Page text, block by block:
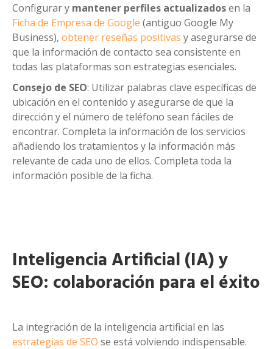
Configurar y mantener perfiles actualizadosen la
Ficha de Empresa de Google (antiguo Google My
Business), obtener reseñas positivas y asegurarse de
que la información de contacto sea consistente en
todas las plataformas son estrategias esenciales.
Consejo de SEO: Utilizar palabras clave específicas de
ubicación en el contenido y asegurarse de que la
dirección y el número de teléfono sean fáciles de
encontrar. Completa la información de los servicios
añadiendo los tratamientos y la información más
relevante de cada uno de ellos. Completa toda la
información posible de la ficha.
Inteligencia Artificial (IA) y
SEO: colaboración para el éxito
La integración de la inteligencia artificial en las
estrategias de SEO se está volviendo indispensable.